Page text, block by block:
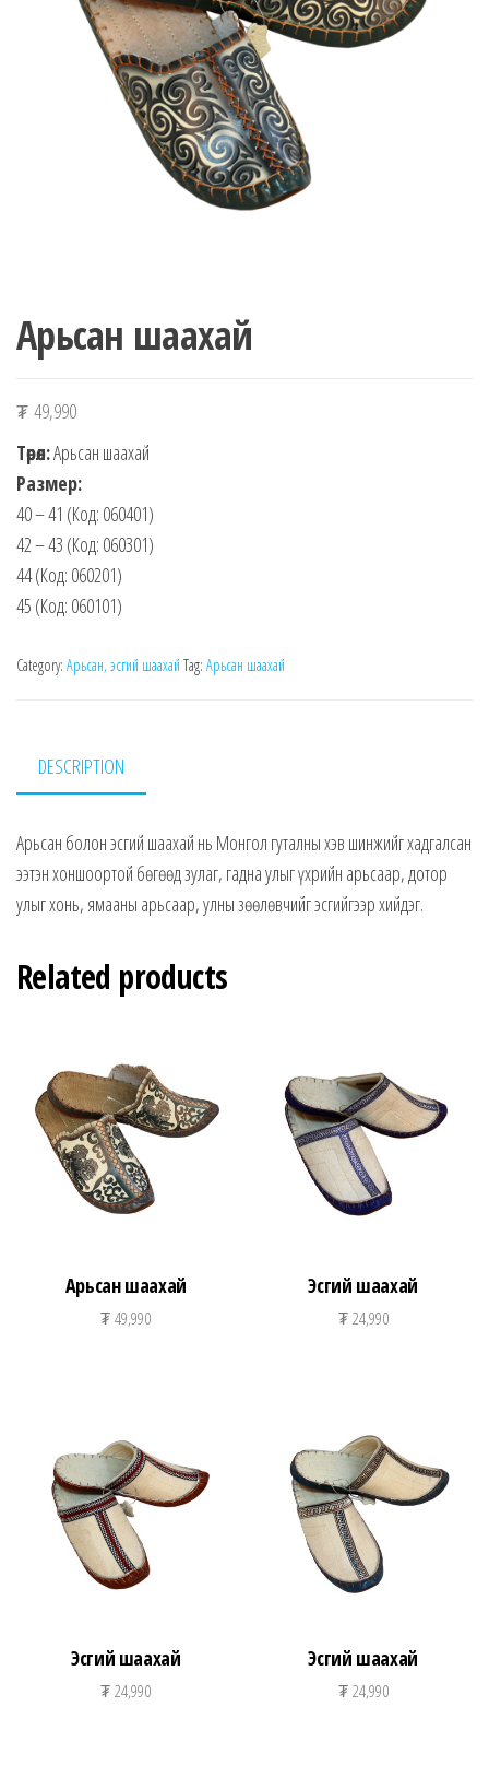
Арьсан шаахай
₮ 49,990
Төрөл:Арьсан шаахай
Размер:
40 – 41 (Код: 060401)
42 – 43 (Код: 060301)
44 (Код: 060201)
45 (Код: 060101)
Category: Арьсан, эсгий шаахай Tag: Арьсан шаахай
DESCRIPTION
Арьсан болон эсгий шаахай нь Монгол гуталны хэв шинжийг хадгалсан
ээтэн хоншоортой бөгөөд зулаг, гадна улыг үхрийн арьсаар, дотор
улыг хонь, ямааны арьсаар, улны зөөлөвчийг эсгийгээр хийдэг.
Related products
Арьсан шаахай
₮49,990
Эсгий шаахай
₮24,990
Эсгий шаахай
₮24,990
Эсгий шаахай
₮24,990